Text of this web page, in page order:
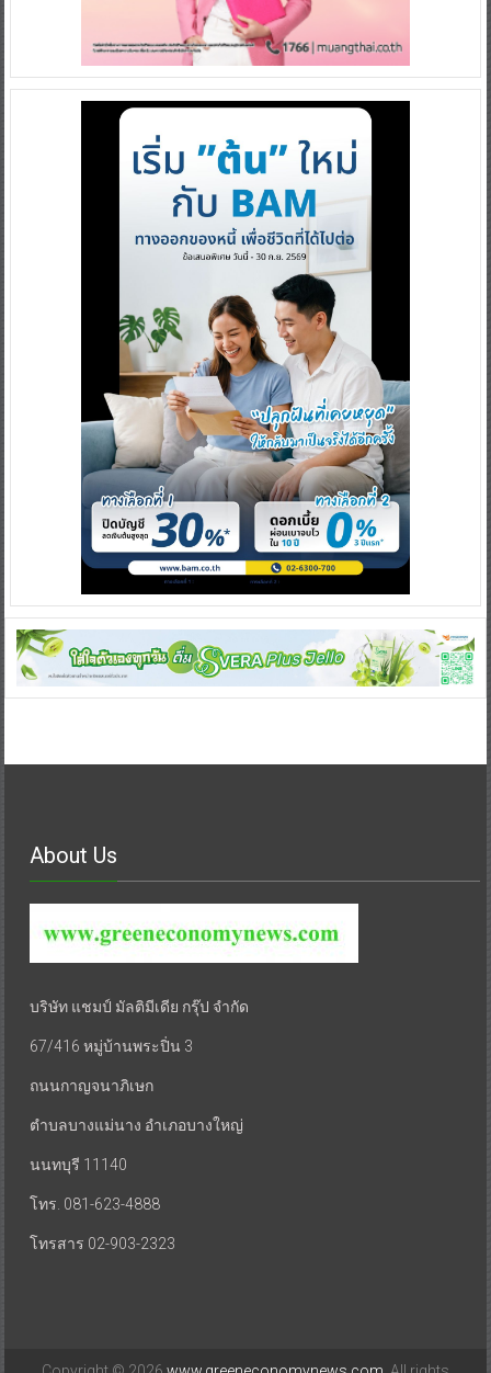
About Us
บริษัท แชมป์ มัลติมีเดีย กรุ๊ป จำกัด
67/416 หมู่บ้านพระปิ่น 3
ถนนกาญจนาภิเษก
ตำบลบางแม่นาง อำเภอบางใหญ่
นนทบุรี 11140
โทร. 081-623-4888
โทรสาร 02-903-2323